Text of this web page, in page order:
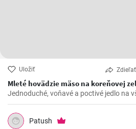
Uložiť Zdieľať
Mleté hovädzie mäso na koreňovej
Jednoduché, voňavé a poctivé jedlo na
Patush